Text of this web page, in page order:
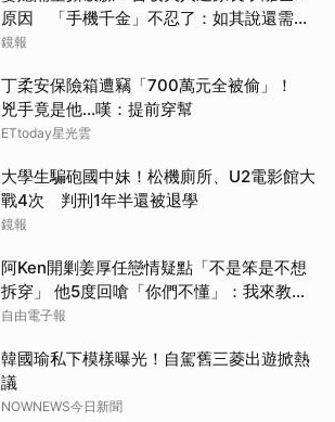
原因 「手機千金」不忍了：如其說還需要
離開嗎？
鏡報
丁柔安保險箱遭竊「700萬元全被偷」！
兇手竟是他...嘆：提前穿幫
ETtoday星光雲
大學生騙砲國中妹！松機廁所、U2電影館大
戰4次 判刑1年半還被退學
鏡報
阿Ken開剿姜厚任戀情疑點「不是笨是不想
拆穿」 他5度回嗆「你們不懂」：我來教育
你們
自由電子報
韓國瑜私下模樣曝光！自駕舊三菱出遊掀熱
議
NOWNEWS今日新聞